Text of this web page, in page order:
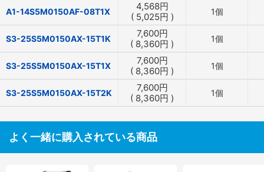
A1-14S5M0150AF-08T1X 4,568円
( 5,025円 ) 1個
S3-25S5M0150AX-15T1K 7,600円
( 8,360円 ) 1個
S3-25S5M0150AX-15T1X 7,600円
( 8,360円 ) 1個
S3-25S5M0150AX-15T2K 7,600円
( 8,360円 ) 1個
よく一緒に購入されている商品